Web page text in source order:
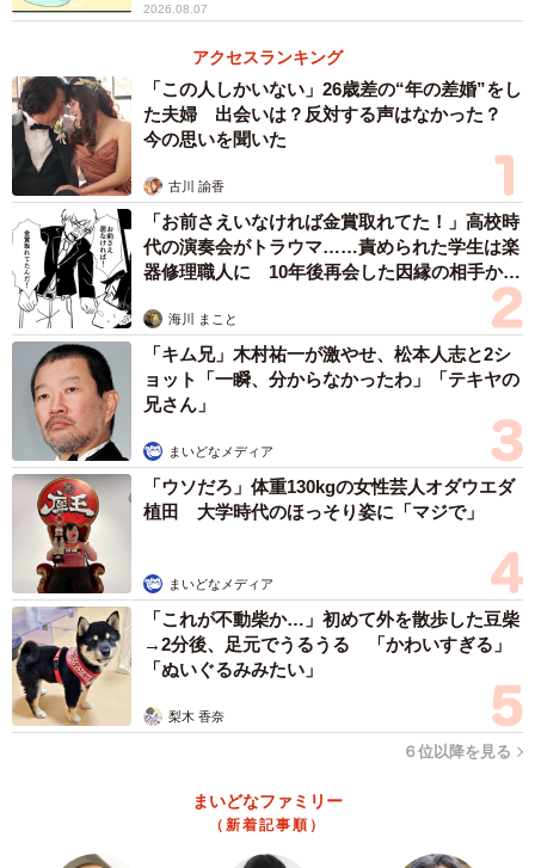
持ちが軽くなったんです。元々「女の友情はハムよりも薄
い」という言葉をドラマで聞いたことがあり、「ハムより
厚いなら角煮だな！」と思いつきました。
3/20
ハムよりも薄い友情（ウクさん提供）
2026.08.07
アクセスランキング
「この人しかいない」26歳差の“年の差婚”をし
た夫婦 出会いは？反対する声はなかった？
今の思いを聞いた
古川 諭香
「お前さえいなければ金賞取れてた！」高校時
代の演奏会がトラウマ……責められた学生は楽
器修理職人に 10年後再会した因縁の相手から
海川 まこと
「キム兄」木村祐一が激やせ、松本人志と2シ
ョット「一瞬、分からなかったわ」「テキヤの
兄さん」
まいどなメディア
「ウソだろ」体重130kgの女性芸人オダウエダ
植田 大学時代のほっそり姿に「マジで」
まいどなメディア
「これが不動柴か…」初めて外を散歩した豆柴
→2分後、足元でうるうる 「かわいすぎる」
「ぬいぐるみみたい」
梨木 香奈
６位以降を見る
まいどなファミリー
（新着記事順）